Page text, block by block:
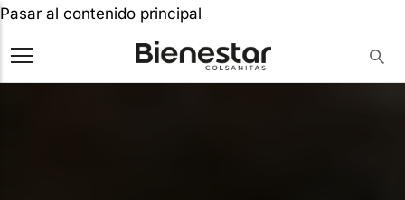
Pasar al contenido principal